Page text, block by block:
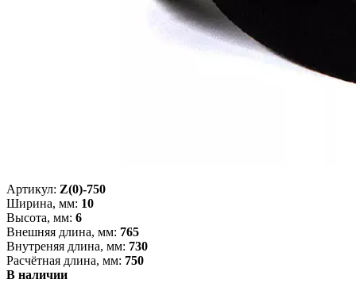
Артикул: Z(0)-750
Ширина, мм: 10
Высота, мм: 6
Внешняя длина, мм: 765
Внутреняя длина, мм: 730
Расчётная длина, мм: 750
В наличии